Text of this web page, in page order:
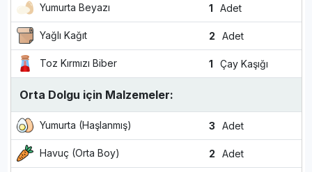
Yumurta Beyazı 1 Adet
Yağlı Kağıt 2 Adet
Toz Kırmızı Biber 1 Çay Kaşığı
Orta Dolgu için Malzemeler:
Yumurta (Haşlanmış) 3 Adet
Havuç (Orta Boy) 2 Adet